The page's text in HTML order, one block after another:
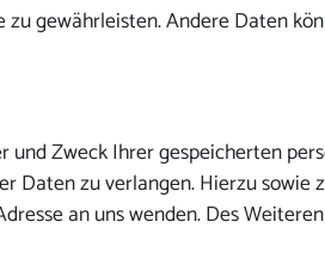
gewährleisten. Andere Daten
Zweck Ihrer gespeicherten
Daten zu verlangen. Hierzu sowie
an uns wenden. Des